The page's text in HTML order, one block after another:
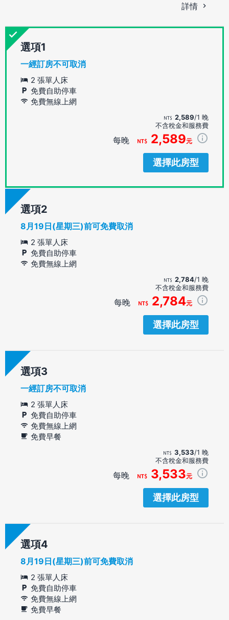
詳情
選項
一經訂房不可取消
2 張單人床
免費自助停車
免費無線上網
2,589/1 晚
不含稅金和服務費
每晚 2,589元
選擇此房型
選項
8月19日(星期三)前可免費取消
2 張單人床
免費自助停車
免費無線上網
2,784/1 晚
不含稅金和服務費
每晚 2,784元
選擇此房型
選項
一經訂房不可取消
2 張單人床
免費自助停車
免費無線上網
免費早餐
3,533/1 晚
不含稅金和服務費
每晚 3,533元
選擇此房型
選項
8月19日(星期三)前可免費取消
2 張單人床
免費自助停車
免費無線上網
免費早餐